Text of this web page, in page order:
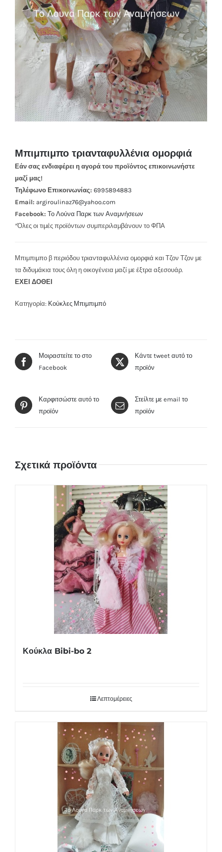
Μπιμπιμπο τριανταφυλλένια ομορφιά
Εάν σας ενδιαφέρει η αγορά του προϊόντος επικοινωνήστε
μαζί μας!
Τηλέφωνο Επικοινωνίας: 6995894883
Email: argiroulinaz76@yahoo.com
Facebook: Το Λούνα Παρκ των Αναμνήσεων
*Όλες οι τιμές προϊόντων συμπεριλαμβάνουν το ΦΠΑ
Μπιμπιμπο β περιόδου τριανταφυλλένια ομορφιά και Τζον Τζον με
τα διδυμάκια τους όλη η οικογένεια μαζί με έξτρα αξεσουάρ.
ΕΧΕΙ ΔΟΘΕΙ
Κατηγορία: Κούκλες Μπιμπιμπό
Μοιραστείτε το στο
Facebook
Κάντε tweet αυτό το
προϊόν
Καρφιτσώστε αυτό το
προϊόν
Στείλτε με email το
προϊόν
Σχετικά προϊόντα
Κούκλα Bibi-bo 2
Λεπτομέρειες